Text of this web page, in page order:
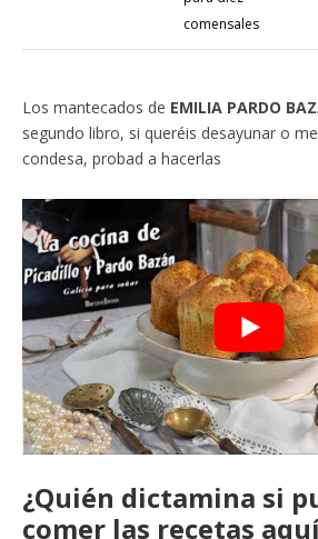
comensales
Los mantecados de EMILIA PARDO
segundo libro, si queréis desayunar o
condesa, probad a hacerlas
¿Quién dictamina si
comer las recetas